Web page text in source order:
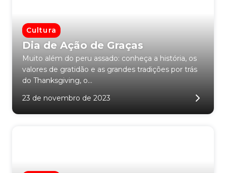
Cultura
Dia de Ação de Graças
Muito além do peru assado: conheça a história, os
valores de gratidão e as grandes tradições por trás
do Thanksgiving, o...
23 de novembro de 2023